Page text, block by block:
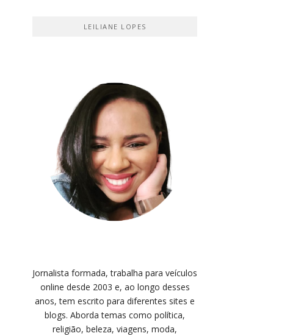
LEILIANE LOPES
Jornalista formada, trabalha para veículos
online desde 2003 e, ao longo desses
anos, tem escrito para diferentes sites e
blogs. Aborda temas como política,
religião, beleza, viagens, moda,